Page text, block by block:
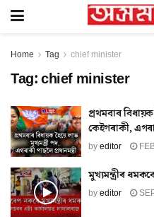
Home Tag chief minister
Tag:chief minister
প্ৰথমবাৰ
কেইগৰাকী,
byeditor
মুখ্যমন্ত্ৰীৰ
byeditor